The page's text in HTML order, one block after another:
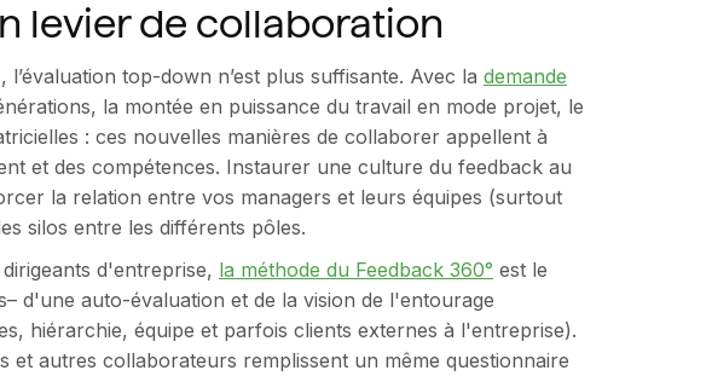
levier de collaboration
top-down n’est plus suffisante. Avec la demande
la montée en puissance du travail en mode projet, le
: ces nouvelles manières de collaborer appellent à
et des compétences. Instaurer une culture du feedback au
la relation entre vos managers et leurs équipes (surtout
silos entre les différents pôles.
d'entreprise, la méthode du Feedback 360° est le
d'une auto-évaluation et de la vision de l'entourage
hiérarchie, équipe et parfois clients externes à l'entreprise).
et autres collaborateurs remplissent un même questionnaire